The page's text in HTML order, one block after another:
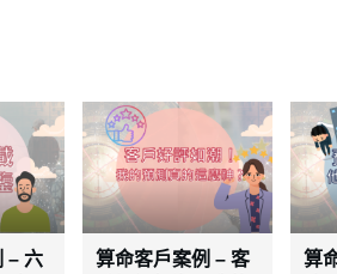
– 六
算命客戶案例 – 客
算